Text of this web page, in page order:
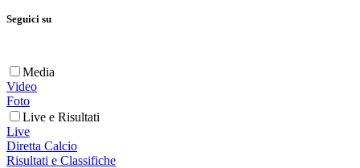
Seguici su
Media
Video
Foto
Live e Risultati
Live
Diretta Calcio
Risultati e Classifiche